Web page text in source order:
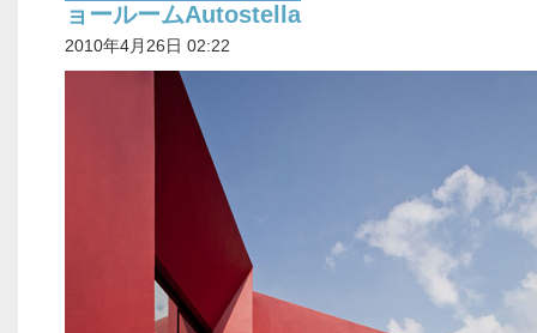
ョールームAutostella
2010年4月26日 02:22